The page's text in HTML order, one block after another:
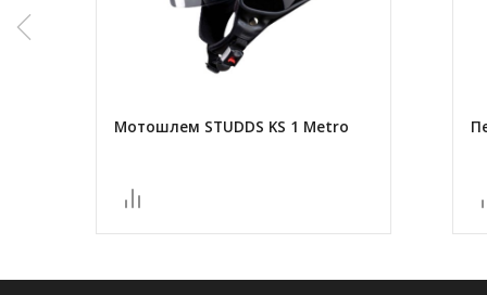
Мотошлем STUDDS KS 1 Metro